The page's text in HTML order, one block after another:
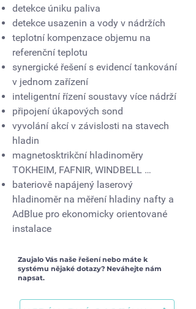
detekce úniku paliva
detekce usazenin a vody v nádržích
teplotní kompenzace objemu na
referenční teplotu
synergické řešení s evidencí tankování
v jednom zařízení
inteligentní řízení soustavy více nádrží
připojení úkapových sond
vyvolání akcí v závislosti na stavech
hladin
magnetosktrikční hladinoměry
TOKHEIM, FAFNIR, WINDBELL …
bateriově napájený laserový
hladinoměr na měření hladiny nafty a
AdBlue pro ekonomicky orientované
instalace
Zaujalo Vás naše řešení nebo máte k
systému nějaké dotazy? Neváhejte nám
napsat.